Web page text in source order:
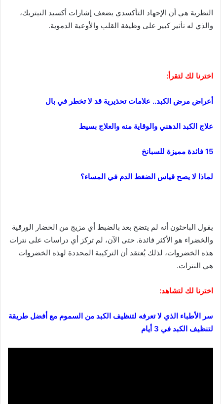
النظرية هي أن الإجهاد التأكسدي يضعف إشارات أكسيد النيتريك،
والذي له تأثير كبير على وظيفة القلب والأوعية الدموية.
اخترنا لك لتقرأ:
أعراض مرض الكبد.. علامات تحذيرية قد لا تخطر في بال
علاج الكبد الدهني والوقاية منه والعلاج بسيط
15 فائدة مميزة للسبانخ
لماذا لا يصح قياس الضغط الدم في المساء؟
يقول الباحثون أنه لم يتضح بعد بالضبط أي مزيج من الخضار الورقية
والخضراء هو الأكثر فائدة. حتى الآن، لم تركز أي دراسات على نترات
هذه الخضروات، لذلك يُعتقد أن التركيبة المحددة لهذه الخضروات
هي النترات.
اخترنا لك لتشاهد:
سر الأطباء الذي لا تعرفه لتنظيف الكبد من السموم مع أفضل طريقة
لتنظيف الكبد في 3 أيام